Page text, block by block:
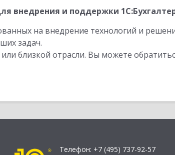
и поддержки
на внедрение технологий и
задач.
близкой отрасли. Вы можете
Телефон: +7 (495) 737-92-57